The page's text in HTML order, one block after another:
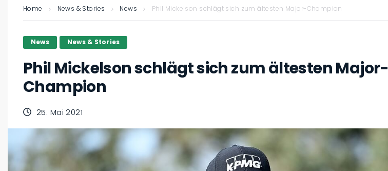
Home News & Stories News Phil Mickelson schlägt sich zum ältesten Major-Champion
News News & Stories
Phil Mickelson schlägt sich zum ältesten Major-
Champion
25. Mai 2021